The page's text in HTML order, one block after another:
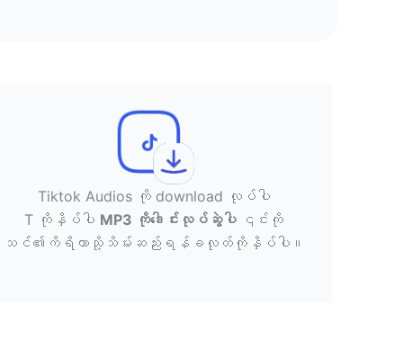
Tiktok Audios ကို download လုပ်ပါ
T ကိုနှိပ်ပါ MP3 ကိုဒေါင်းလုပ်ဆွဲပါ ၎င်းကို
သင်၏ကိရိယာသို့သိမ်းဆည်းရန်ခလုတ်ကိုနှိပ်ပါ။